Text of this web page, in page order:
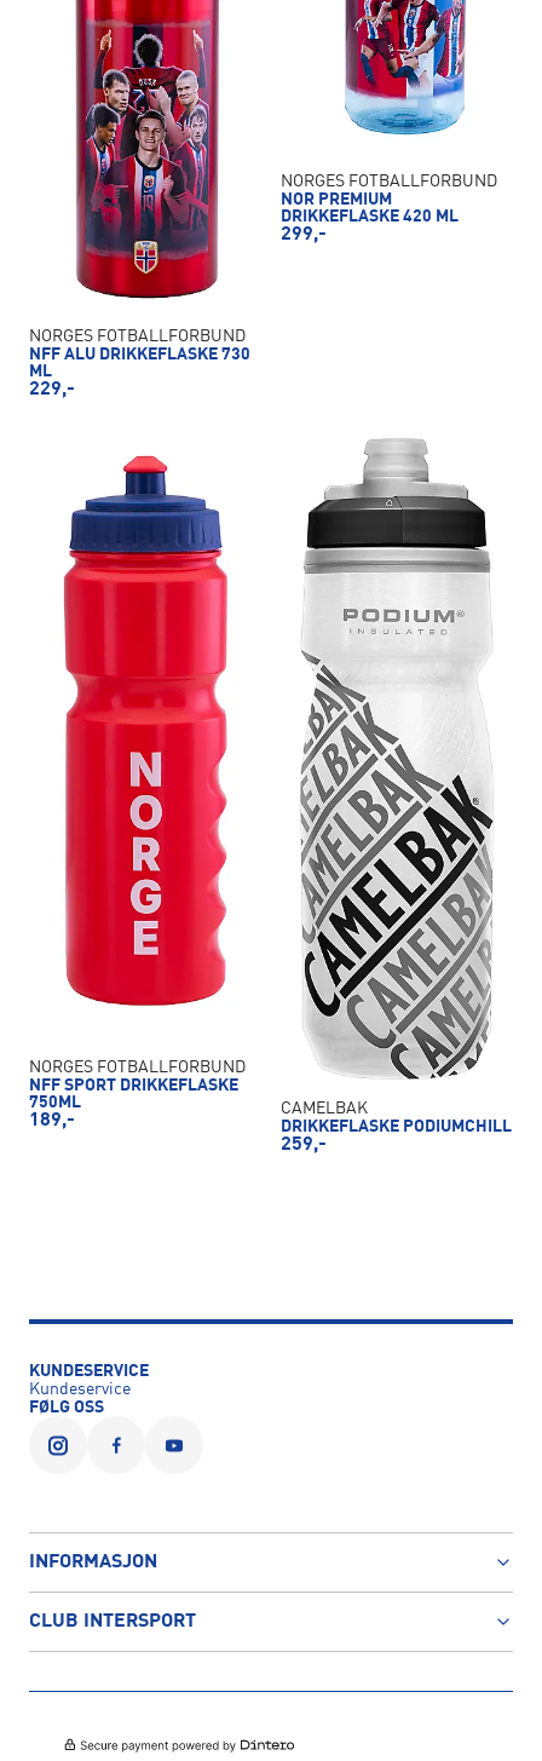
NORGES FOTBALLFORBUND
NFF ALU DRIKKEFLASKE 730
ML
229,-
NORGES FOTBALLFORBUND
NOR PREMIUM
DRIKKEFLASKE 420 ML
299,-
NORGES FOTBALLFORBUND
NFF SPORT DRIKKEFLASKE
750ML
189,-
CAMELBAK
DRIKKEFLASKE PODIUMCHILL
259,-
KUNDESERVICE
Kundeservice
FØLG OSS
INFORMASJON
CLUB INTERSPORT